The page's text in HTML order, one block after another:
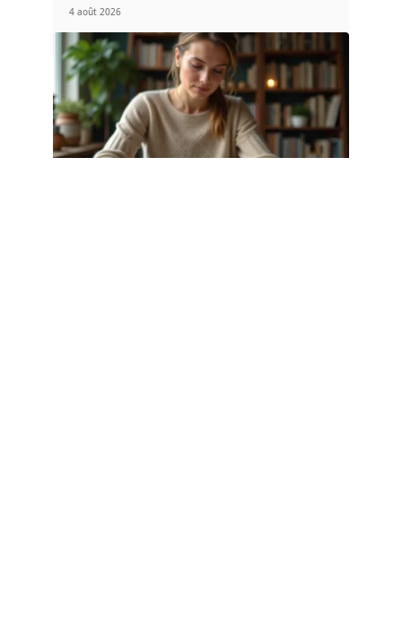
4 août 2026